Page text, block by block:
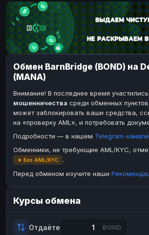
Toncoin TON
Dogecoin DOGE
TRX TRON
Bitcoin Cash BCH
BinanceCoin BEP20
Ether Classic
SOL
Ripple XRP
Toncoin
Dogecoin
TRX
Bitcoin
Ripple
Paxum USD
Perfect Money
Payoneer USD
ЮMoney RUB
Paxum
Payoneer
ЮMoney
Обмен BarnBridge (BOND) на
(MANA)
Внимание! В последнее время
мошенничества среди обменных
может заблокировать ваши средства,
на «проверку AML», и потребовать
Подробности — в нашем Telegram-канале
Обменники, не требующие AML/KYC,
★ Без AML/KYC
.
Перед обменом изучите наши
Курсы обмена
Отдаёте BOND